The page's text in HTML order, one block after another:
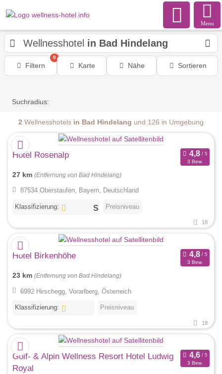
Menu
Wellnesshotel in Bad Hindelang
Filtern
0
Karte Nähe Sortieren
Suchradius:
2 Wellnesshotels in Bad Hindelang und 126 in Umgebung
Hotel Rosenalp
3 Bew.
27 km (Entfernung von Bad Hindelang)
87534 Oberstaufen, Bayern, Deutschland
Klassifizierung: Preisniveau
18
Hotel Birkenhöhe
3 Bew.
23 km (Entfernung von Bad Hindelang)
6992 Hirschegg, Vorarlberg, Österreich
Klassifizierung: Preisniveau
18
Golf- & Alpin Wellness Resort Hotel Ludwig
Royal
3 Bew.